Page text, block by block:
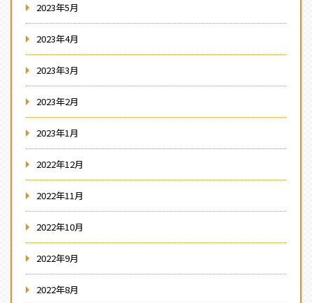
2023年5月
2023年4月
2023年3月
2023年2月
2023年1月
2022年12月
2022年11月
2022年10月
2022年9月
2022年8月